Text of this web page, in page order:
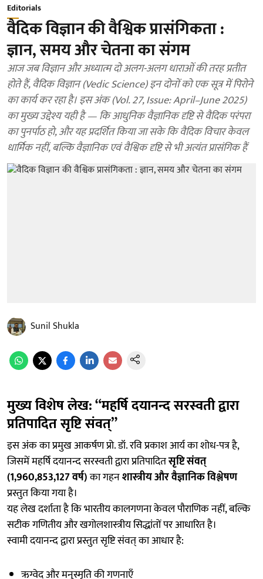
Editorials
वैदिक विज्ञान की वैश्विक प्रासंगिकता :
ज्ञान, समय और चेतना का संगम
आज जब विज्ञान और अध्यात्म दो अलग-अलग धाराओं की तरह प्रतीत
होते हैं, वैदिक विज्ञान (Vedic Science) इन दोनों को एक सूत्र में पिरोने
का कार्य कर रहा है। इस अंक (Vol. 27, Issue: April–June 2025)
का मुख्य उद्देश्य यही है — कि आधुनिक वैज्ञानिक दृष्टि से वैदिक परंपरा
का पुनर्पाठ हो, और यह प्रदर्शित किया जा सके कि वैदिक विचार केवल
धार्मिक नहीं, बल्कि वैज्ञानिक एवं वैश्विक दृष्टि से भी अत्यंत प्रासंगिक हैं
Sunil Shukla
मुख्य विशेष लेख: “महर्षि दयानन्द सरस्वती द्वारा
प्रतिपादित सृष्टि संवत्”
इस अंक का प्रमुख आकर्षण प्रो. डॉ. रवि प्रकाश आर्य का शोध-पत्र है,
जिसमें महर्षि दयानन्द सरस्वती द्वारा प्रतिपादितसृष्टि संवत्
(1,960,853,127 वर्ष)का गहनशास्त्रीय और वैज्ञानिक विश्लेषण
प्रस्तुत किया गया है।
यह लेख दर्शाता है कि भारतीय कालगणना केवल पौराणिक नहीं, बल्कि
सटीक गणितीय और खगोलशास्त्रीय सिद्धांतों पर आधारित है।
स्वामी दयानन्द द्वारा प्रस्तुत सृष्टि संवत् का आधार है:
ऋग्वेद और मनुस्मृति की गणनाएँ